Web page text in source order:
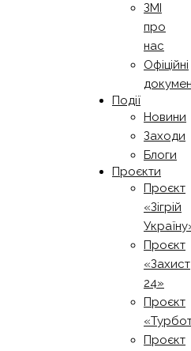
ЗМІ
про
нас
Офіційні
Події
Новини
Заходи
Блоги
Проєкти
Проєкт
«Зігрій
Проєкт
«Захист
24»
Проєкт
Проєкт